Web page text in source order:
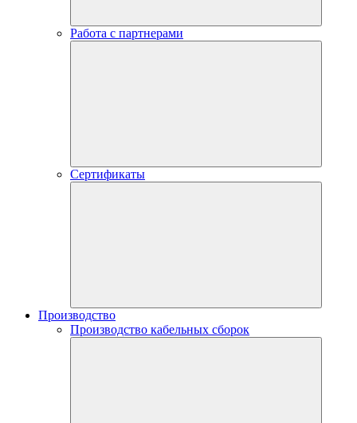
Работа с партнерами
Сертификаты
Производство
Производство кабельных сборок